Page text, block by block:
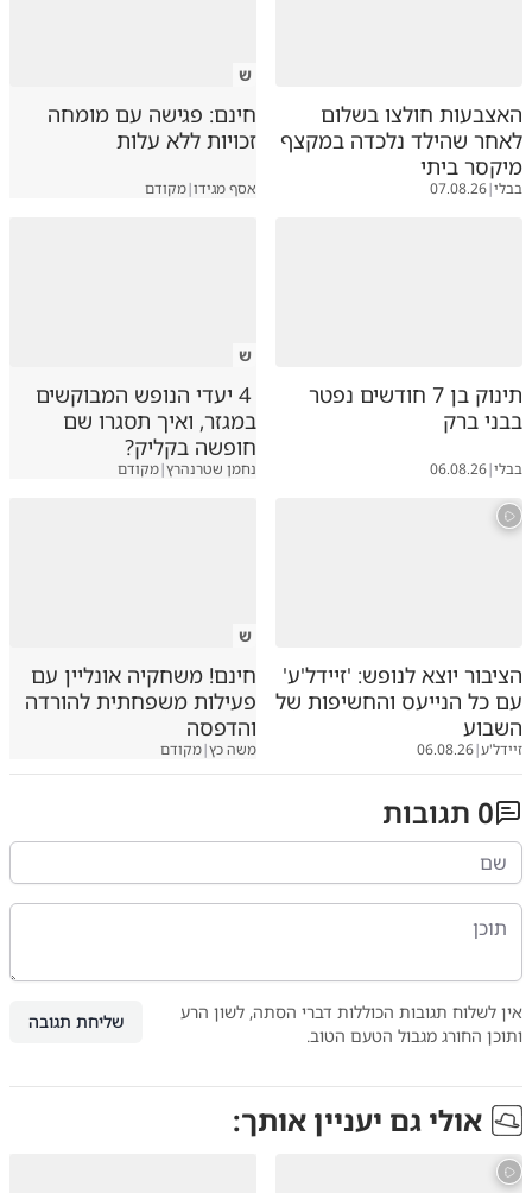
האצבעות חולצו בשלום
לאחר שהילד נלכדה במקצף
מיקסר ביתי
בבלי|
07.08.26
ש
חינם: פגישה עם מומחה
זכויות ללא עלות
אסף מגידו|מקודם
תינוק בן 7 חודשים נפטר
בבני ברק
בבלי|
06.08.26
ש
4 יעדי הנופש המבוקשים
במגזר, ואיך תסגרו שם
חופשה בקליק?
נחמן שטרנהרץ|מקודם
הציבור יוצא לנופש: 'זיידל'ע'
עם כל הנייעס והחשיפות של
השבוע
זיידל'ע|
06.08.26
ש
חינם! משחקיה אונליין עם
פעילות משפחתית להורדה
והדפסה
משה כץ|מקודם
0 תגובות
אין לשלוח תגובות הכוללות דברי הסתה, לשון הרע
ותוכן החורג מגבול הטעם הטוב.
שליחת תגובה
אולי גם יעניין אותך: